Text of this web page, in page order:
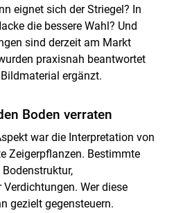
eignet sich der Striegel? In
die bessere Wahl? Und
sind derzeit am Markt
praxisnah beantwortet
ergänzt.
Boden verraten
war die Interpretation von
Zeigerpflanzen. Bestimmte
Wer diese
gezielt gegensteuern.